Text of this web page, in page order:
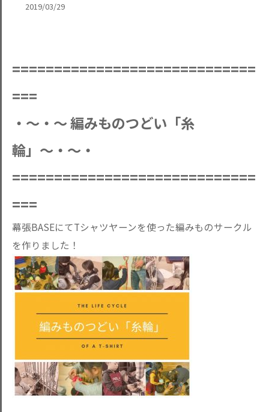
2019/03/29
=============================
===
・〜・〜 編みものつどい「糸
輪」〜・〜・
=============================
===
幕張BASEにてTシャツヤーンを使った編みものサークル
を作りました！